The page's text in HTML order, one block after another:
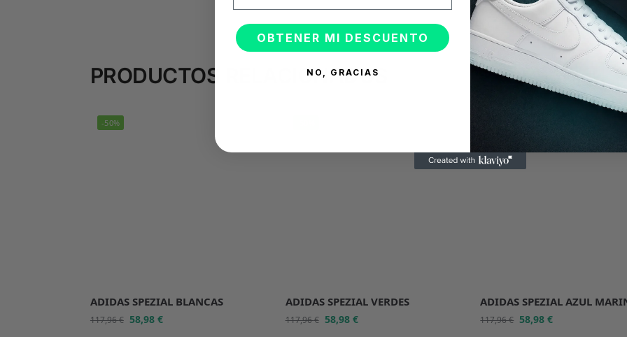
PRODUCTOS RELACIONADOS
-50%
ADIDAS SPEZIAL BLANCAS
117,96€ 58,98 €
ADIDAS SPEZIAL VERDES
117,96€ 58,98 €
ADIDAS SPEZIAL AZUL
117,96€ 58,98€
OBTENER MI DESCUENTO
NO, GRACIAS